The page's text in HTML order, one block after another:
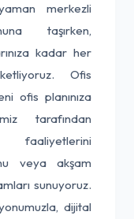
merkezli
taşırken,
kadar her
Ofis
ofis planınıza
tarafından
faaliyetlerini
veya akşam
sunuyoruz.
dijital